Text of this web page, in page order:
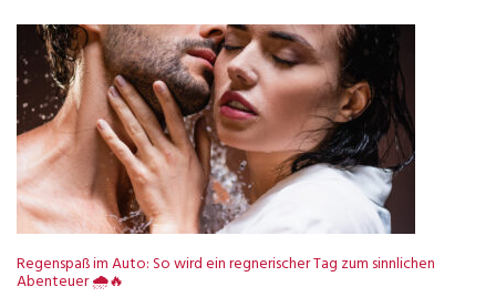
Regenspaß im Auto: So wird ein regnerischer Tag zum sinnlichen
Abenteuer 🌧️🔥